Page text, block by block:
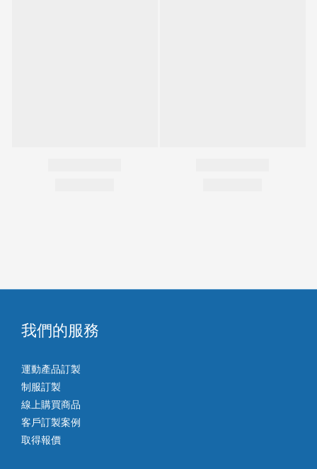
我們的服務
運動產品訂製
制服訂製
線上購買商品
客戶訂製案例
取得報價